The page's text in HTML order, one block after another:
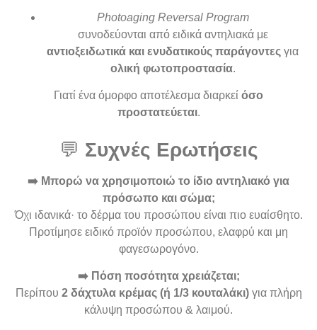
Photoaging Reversal Program
συνοδεύονται από ειδικά αντηλιακά με
αντιοξειδωτικά και ενυδατικούς παράγοντες για
ολική φωτοπροστασία.
Γιατί ένα όμορφο αποτέλεσμα διαρκεί όσο
προστατεύεται.
💬 Συχνές Ερωτήσεις
➡️ Μπορώ να χρησιμοποιώ το ίδιο αντηλιακό για
πρόσωπο και σώμα;
Όχι ιδανικά· το δέρμα του προσώπου είναι πιο ευαίσθητο.
Προτίμησε ειδικό προϊόν προσώπου, ελαφρύ και μη
φαγεσωρογόνο.
➡️ Πόση ποσότητα χρειάζεται;
Περίπου 2 δάχτυλα κρέμας (ή 1/3 κουταλάκι)για πλήρη
κάλυψη προσώπου & λαιμού.